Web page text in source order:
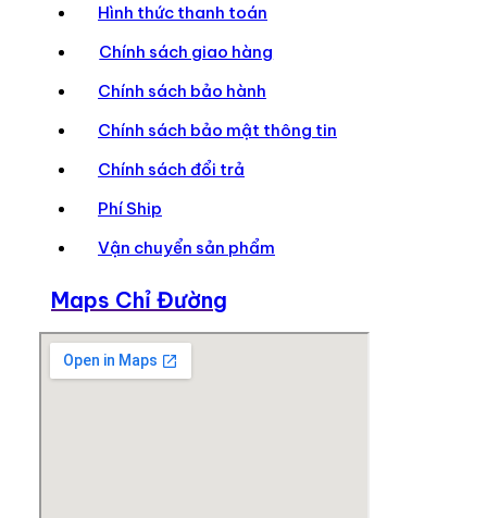
Hình thức thanh toán
Chính sách giao hàng
Chính sách bảo hành
Chính sách bảo mật thông tin
Chính sách đổi trả
Phí Ship
Vận chuyển sản phẩm
Maps Chỉ Đường